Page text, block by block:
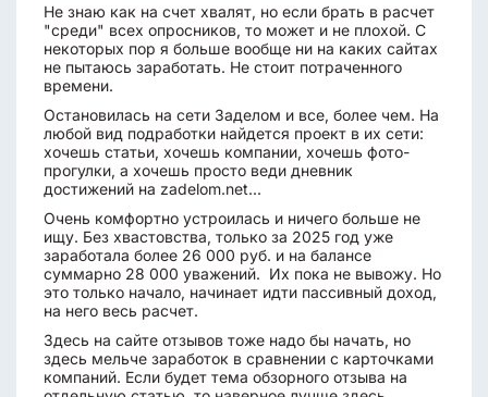
Не знаю как на счет хвалят, но если брать в расчет
"среди" всех опросников, то может и не плохой. С
некоторых пор я больше вообще ни на каких сайтах
не пытаюсь заработать. Не стоит потраченного
времени.
Остановилась на сети Заделом и все, более чем. На
любой вид подработки найдется проект в их сети:
хочешь статьи, хочешь компании, хочешь фото-
прогулки, а хочешь просто веди дневник
достижений на zadelom.net...
Очень комфортно устроилась и ничего больше не
ищу. Без хвастовства, только за 2025 год уже
заработала более 26 000 руб. и на балансе
суммарно 28 000 уважений. Их пока не вывожу. Но
это только начало, начинает идти пассивный доход,
на него весь расчет.
Здесь на сайте отзывов тоже надо бы начать, но
здесь мельче заработок в сравнении с карточками
компаний. Если будет тема обзорного отзыва на